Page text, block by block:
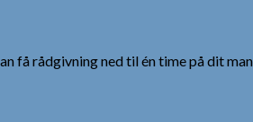
få rådgivning ned til én time på dit